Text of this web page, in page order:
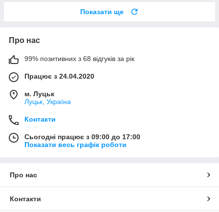
Показати ще
Про нас
99% позитивних з 68 відгуків за рік
Працює з 24.04.2020
м. Луцьк
Луцьк, Україна
Контакти
Сьогодні працює з 09:00 до 17:00
Показати весь графік роботи
Про нас
Контакти